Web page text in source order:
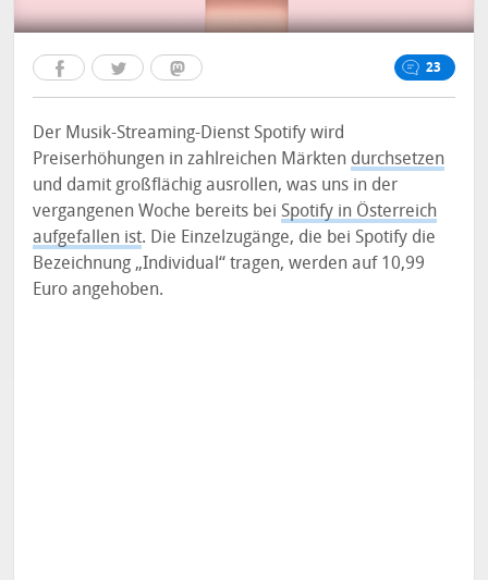
23
Der Musik-Streaming-Dienst Spotify wird
Preiserhöhungen in zahlreichen Märkten durchsetzen
und damit großflächig ausrollen, was uns in der
vergangenen Woche bereits bei Spotify in Österreich
aufgefallen ist. Die Einzelzugänge, die bei Spotify die
Bezeichnung „Individual“ tragen, werden auf 10,99
Euro angehoben.